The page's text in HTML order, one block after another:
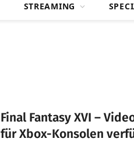
STREAMING
Final Fantasy XVI –
für Xbox-Konsolen